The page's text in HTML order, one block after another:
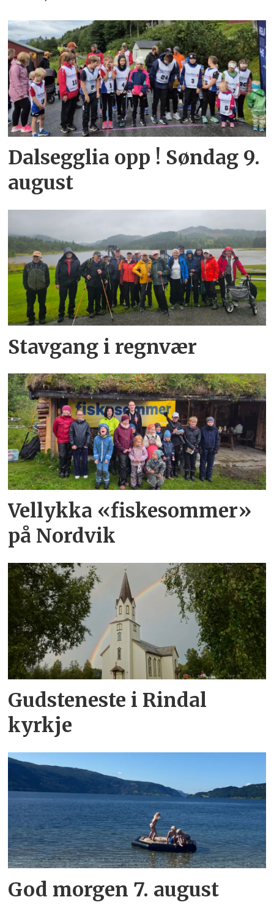
Dalsegglia opp ! Søndag 9.
august
Stavgang i regnvær
Vellykka «fiskesommer»
på Nordvik
Gudsteneste i Rindal
kyrkje
God morgen 7. august